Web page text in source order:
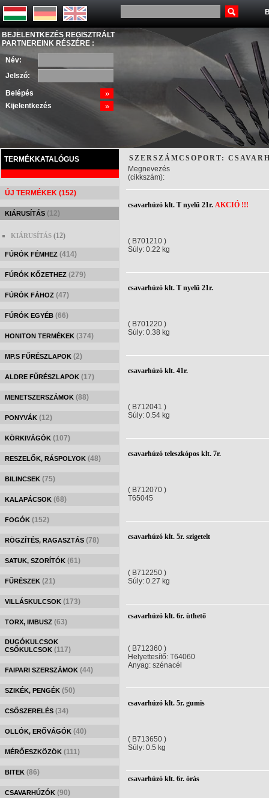
BEJELENTKEZÉS REGISZTRÁLT
PARTNEREINK RÉSZÉRE :
Név:
Jelszó:
Belépés »
Kijelentkezés »
TERMÉKKATALÓGUS
ÚJ TERMÉKEK (152)
KIÁRUSÍTÁS (12)
KIÁRUSÍTÁS (12)
FÚRÓK FÉMHEZ (414)
FÚRÓK KŐZETHEZ (279)
FÚRÓK FÁHOZ (47)
FÚRÓK EGYÉB (66)
HONITON TERMÉKEK (374)
MP.S FŰRÉSZLAPOK (2)
ALDRE FŰRÉSZLAPOK (17)
MENETSZERSZÁMOK (88)
PONYVÁK (12)
KÖRKIVÁGÓK (107)
RESZELŐK, RÁSPOLYOK (48)
BILINCSEK (75)
KALAPÁCSOK (68)
FOGÓK (152)
RÖGZÍTÉS, RAGASZTÁS (78)
SATUK, SZORÍTÓK (61)
FŰRÉSZEK (21)
VILLÁSKULCSOK (173)
TORX, IMBUSZ (63)
DUGÓKULCSOK
CSŐKULCSOK (117)
FAIPARI SZERSZÁMOK (44)
SZIKÉK, PENGÉK (50)
CSŐSZERELÉS (34)
OLLÓK, ERŐVÁGÓK (40)
MÉRŐESZKÖZÖK (111)
BITEK (86)
CSAVARHÚZÓK (90)
SZERSZÁMCSOPORT:
Megnevezés
(cikkszám):
csavarhúzó klt. T nyelű 21r. AKCIÓ !!!
( B701210 )
Súly: 0.22 kg
csavarhúzó klt. T nyelű 21r.
( B701220 )
Súly: 0.38 kg
csavarhúzó klt. 41r.
( B712041 )
Súly: 0.54 kg
csavarhúzó teleszkópos klt. 7r.
( B712070 )
T65045
csavarhúzó klt. 5r. szigetelt
( B712250 )
Súly: 0.27 kg
csavarhúzó klt. 6r. üthető
( B712360 )
Helyettesítő: T64060
Anyag: szénacél
csavarhúzó klt. 5r. gumis
( B713650 )
Súly: 0.5 kg
csavarhúzó klt. 6r. órás